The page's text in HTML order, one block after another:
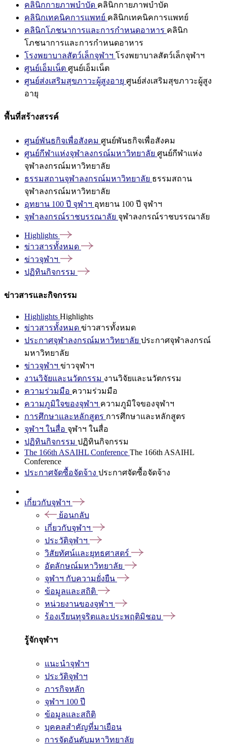
คลินิกกายภาพบำบัด คลินิกกายภาพบำบัด
คลินิกเทคนิคการแพทย์ คลินิกเทคนิคการแพทย์
คลินิกโภชนาการและการกำหนดอาหาร คลินิก
โภชนาการและการกำหนดอาหาร
โรงพยาบาลสัตว์เล็กจุฬาฯ โรงพยาบาลสัตว์เล็กจุฬาฯ
ศูนย์เอ็มเน็ต ศูนย์เอ็มเน็ต
ศูนย์ส่งเสริมสุขภาวะผู้สูงอายุ ศูนย์ส่งเสริมสุขภาวะผู้สูง
อายุ
พื้นที่สร้างสรรค์
ศูนย์พันธกิจเพื่อสังคม ศูนย์พันธกิจเพื่อสังคม
ศูนย์กีฬาแห่งจุฬาลงกรณ์มหาวิทยาลัย ศูนย์กีฬาแห่ง
จุฬาลงกรณ์มหาวิทยาลัย
ธรรมสถานจุฬาลงกรณ์มหาวิทยาลัย ธรรมสถาน
จุฬาลงกรณ์มหาวิทยาลัย
อุทยาน 100 ปี จุฬาฯ อุทยาน 100 ปี จุฬาฯ
จุฬาลงกรณ์ราชบรรณาลัย จุฬาลงกรณ์ราชบรรณาลัย
Highlights
ข่าวสารทั้งหมด
ข่าวจุฬาฯ
ปฏิทินกิจกรรม
ข่าวสารและกิจกรรม
Highlights Highlights
ข่าวสารทั้งหมด ข่าวสารทั้งหมด
ประกาศจุฬาลงกรณ์มหาวิทยาลัย ประกาศจุฬาลงกรณ์
มหาวิทยาลัย
ข่าวจุฬาฯ ข่าวจุฬาฯ
งานวิจัยและนวัตกรรม งานวิจัยและนวัตกรรม
ความร่วมมือ ความร่วมมือ
ความภูมิใจของจุฬาฯ ความภูมิใจของจุฬาฯ
การศึกษาและหลักสูตร การศึกษาและหลักสูตร
จุฬาฯ ในสื่อ จุฬาฯ ในสื่อ
ปฏิทินกิจกรรม ปฏิทินกิจกรรม
The 166th ASAIHL Conference The 166th ASAIHL
Conference
ประกาศจัดซื้อจัดจ้าง ประกาศจัดซื้อจัดจ้าง
เกี่ยวกับจุฬาฯ
ย้อนกลับ
เกี่ยวกับจุฬาฯ
ประวัติจุฬาฯ
วิสัยทัศน์และยุทธศาสตร์
อัตลักษณ์มหาวิทยาลัย
จุฬาฯ กับความยั่งยืน
ข้อมูลและสถิติ
หน่วยงานของจุฬาฯ
ร้องเรียนทุจริตและประพฤติมิชอบ
รู้จักจุฬาฯ
แนะนำจุฬาฯ
ประวัติจุฬาฯ
ภารกิจหลัก
จุฬาฯ 100 ปี
ข้อมูลและสถิติ
บุคคลสำคัญที่มาเยือน
การจัดอันดับมหาวิทยาลัย